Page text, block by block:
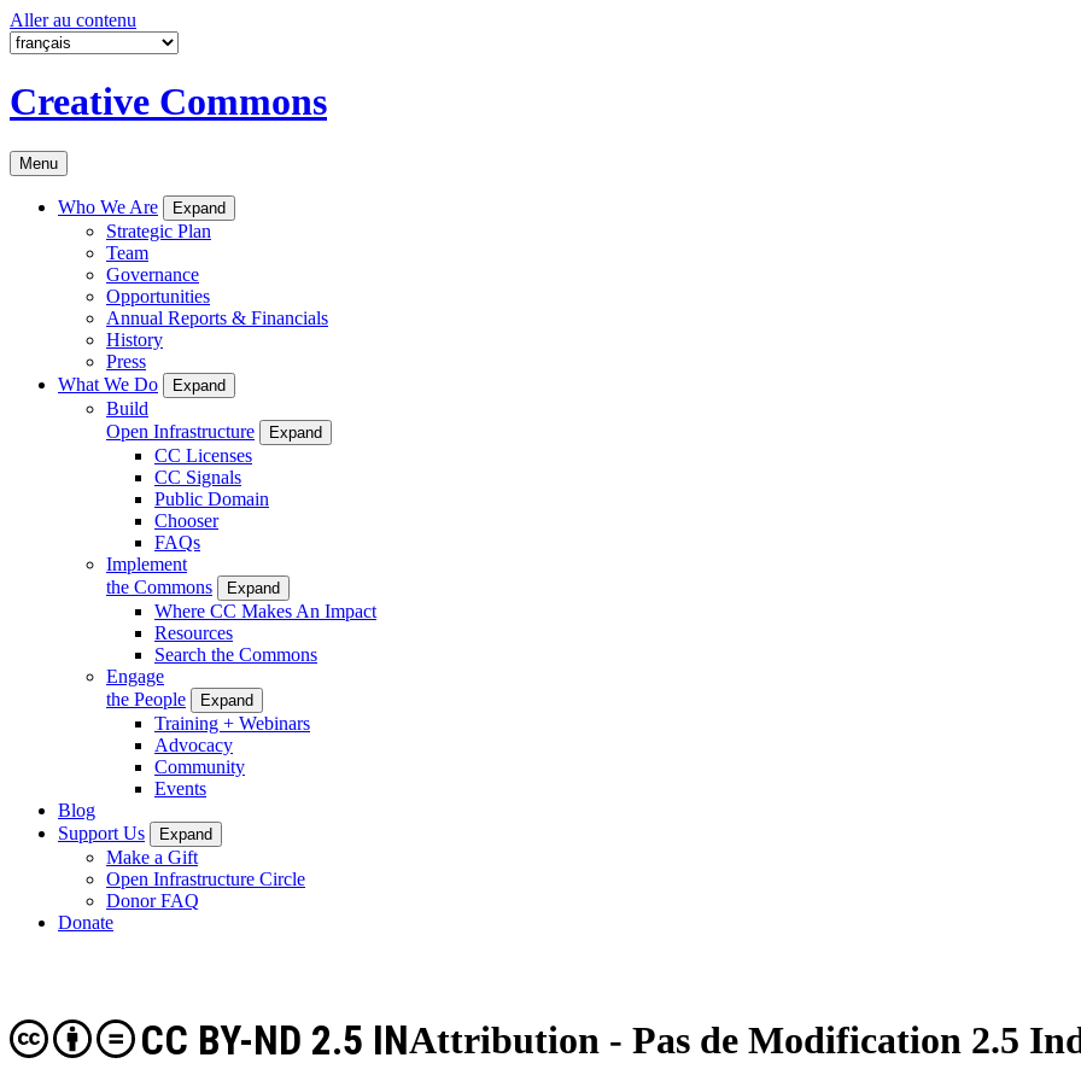
Aller au contenu
Creative Commons
Menu
Who We Are Expand
Strategic Plan
Team
Governance
Opportunities
Annual Reports & Financials
History
Press
What We Do
Expand
Build
Open Infrastructure
Expand
CC Licenses
CC Signals
Public Domain
Chooser
FAQs
Implement
the Commons
Expand
Where CC Makes An Impact
Resources
Search the Commons
Engage
the People
Expand
Training + Webinars
Advocacy
Community
Events
Blog
Support Us
Expand
Make a Gift
Open Infrastructure Circle
Donor FAQ
Donate
Attribution - Pas de Modification 2.5
CC BY-ND 2.5 IN